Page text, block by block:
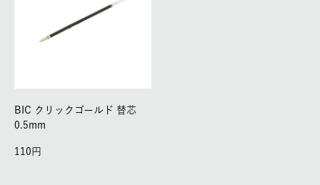
BIC クリックゴールド 替芯
0.5mm
110